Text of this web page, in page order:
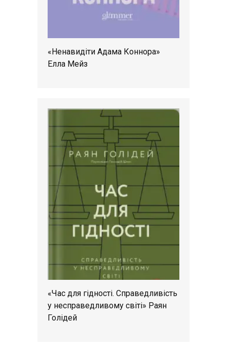
«Ненавидіти Адама Коннора»
Елла Мейз
«Час для гідності. Справедливість
у несправедливому світі» Раян
Голідей